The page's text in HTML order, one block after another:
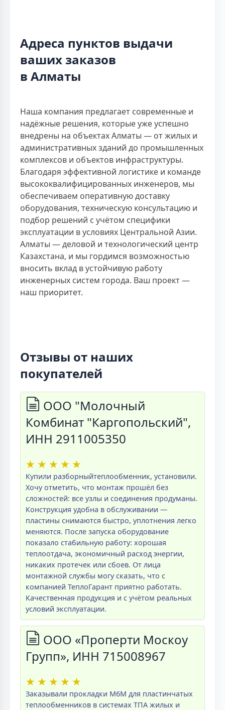
Адреса пунктов выдачи
ваших заказов
в Алматы
Наша компания предлагает современные и
надёжные решения, которые уже успешно
внедрены на объектах Алматы — от жилых и
административных зданий до промышленных
комплексов и объектов инфраструктуры.
Благодаря эффективной логистике и команде
высококвалифицированных инженеров, мы
обеспечиваем оперативную доставку
оборудования, техническую консультацию и
подбор решений с учётом специфики
эксплуатации в условиях Центральной Азии.
Алматы — деловой и технологический центр
Казахстана, и мы гордимся возможностью
вносить вклад в устойчивую работу
инженерных систем города. Ваш проект —
наш приоритет.
Отзывы от наших
покупателей
ООО "Молочный
Комбинат "Каргопольский",
ИНН 2911005350
★ ★ ★ ★ ★
Купили разборныйтеплообменник, установили.
Хочу отметить, что монтаж прошёл без
сложностей: все узлы и соединения продуманы.
Конструкция удобна в обслуживании —
пластины снимаются быстро, уплотнения легко
меняются. После запуска оборудование
показало стабильную работу: хорошая
теплоотдача, экономичный расход энергии,
никаких протечек или сбоев. От лица
монтажной службы могу сказать, что с
компанией ТеплоГарант приятно работать.
Качественная продукция и с учётом реальных
условий эксплуатации.
ООО «Проперти Москоу
Групп», ИНН 715008967
★ ★ ★ ★ ★
Заказывали прокладки M6M для пластинчатых
теплообменников в системах ТПА жилых и